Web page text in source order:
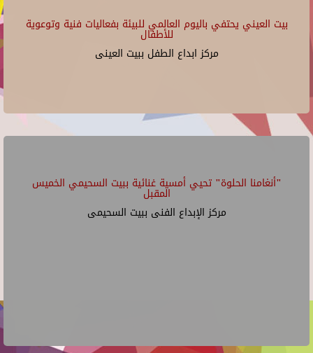
بيت العيني يحتفي باليوم العالمي للبيئة بفعاليات فنية وتوعوية
للأطفال
مركز ابداع الطفل ببيت العينى
"أنغامنا الحلوة" تحيي أمسية غنائية ببيت السحيمي الخميس
المقبل
مركز الإبداع الفنى ببيت السحيمى